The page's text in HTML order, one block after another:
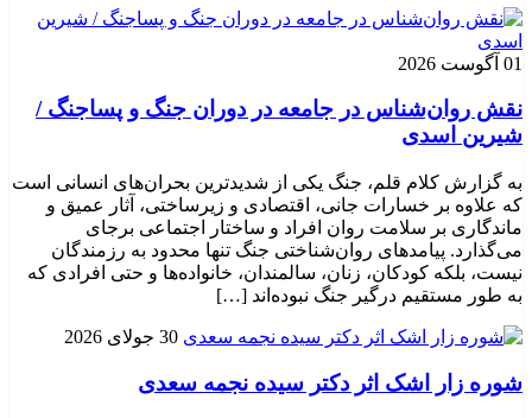
01 آگوست 2026
نقش روان‌شناس در جامعه در دوران جنگ و پساجنگ /
شیرین اسدی
به گزارش کلام قلم، جنگ یکی از شدیدترین بحران‌های انسانی است
که علاوه بر خسارات جانی، اقتصادی و زیرساختی، آثار عمیق و
ماندگاری بر سلامت روان افراد و ساختار اجتماعی برجای
می‌گذارد. پیامدهای روان‌شناختی جنگ تنها محدود به رزمندگان
نیست، بلکه کودکان، زنان، سالمندان، خانواده‌ها و حتی افرادی که
به طور مستقیم درگیر جنگ نبوده‌اند […]
30 جولای 2026
شوره زار اشک اثر دکتر سیده نجمه سعدی